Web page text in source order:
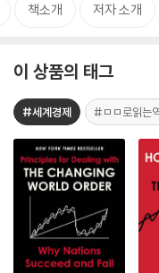
책소개 저자 소개
이 상품의 태그
#세계경제 #ㅁㅁ로읽는